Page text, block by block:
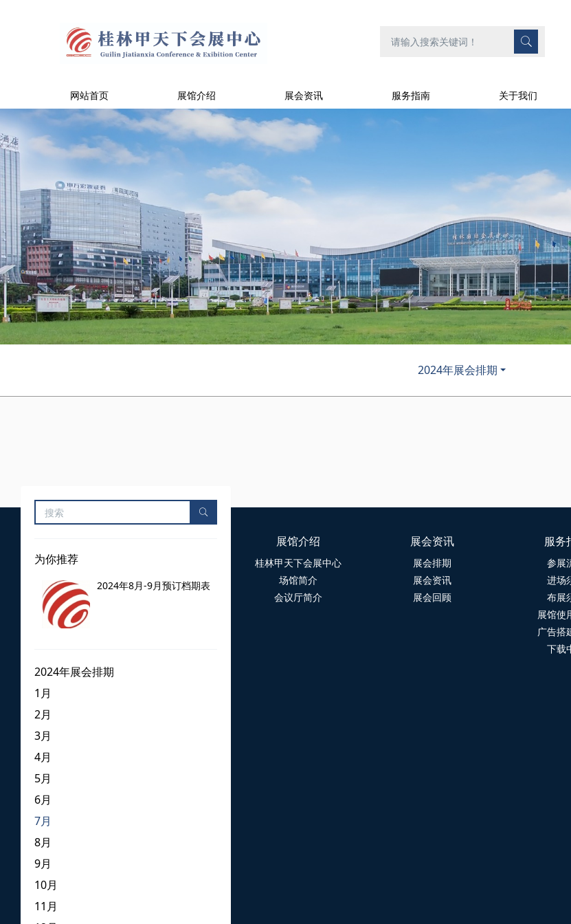
网站首页 展馆介绍 展会资讯 服务指南 关于我们
2024年展会排期
为你推荐
2024年8月-9月预订档期表
2024年展会排期
1月
2月
3月
4月
5月
6月
7月
8月
9月
10月
11月
展馆介绍
桂林甲天下会展中心
场馆简介
会议厅简介
展会资讯
展会排期
展会资讯
展会回顾
服务
参展
进场
布展
展馆使
广告搭
下载